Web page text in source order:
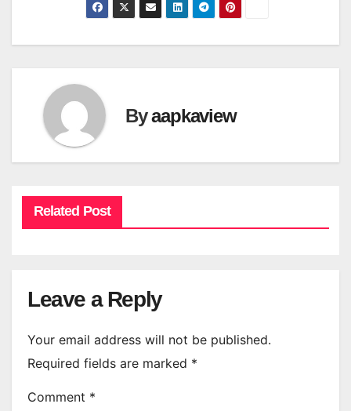
Byaapkaview
Related Post
Leave a Reply
Your email address will not be published.
Required fields are marked *
Comment *